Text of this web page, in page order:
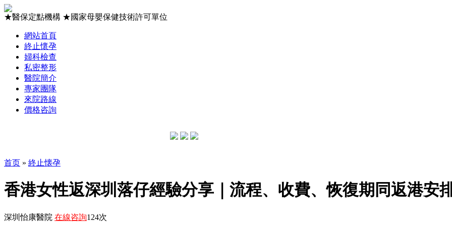
★醫保定點機構 ★國家母嬰保健技術許可單位
網站首頁
終止懷孕
婦科檢查
私密整形
醫院簡介
專家團隊
來院路線
價格咨詢
首页 » 終止懐孕
香港女性返深圳落仔經驗分享｜流程、收費、恢復期同返港安
深圳怡康醫院 在線咨詢124次